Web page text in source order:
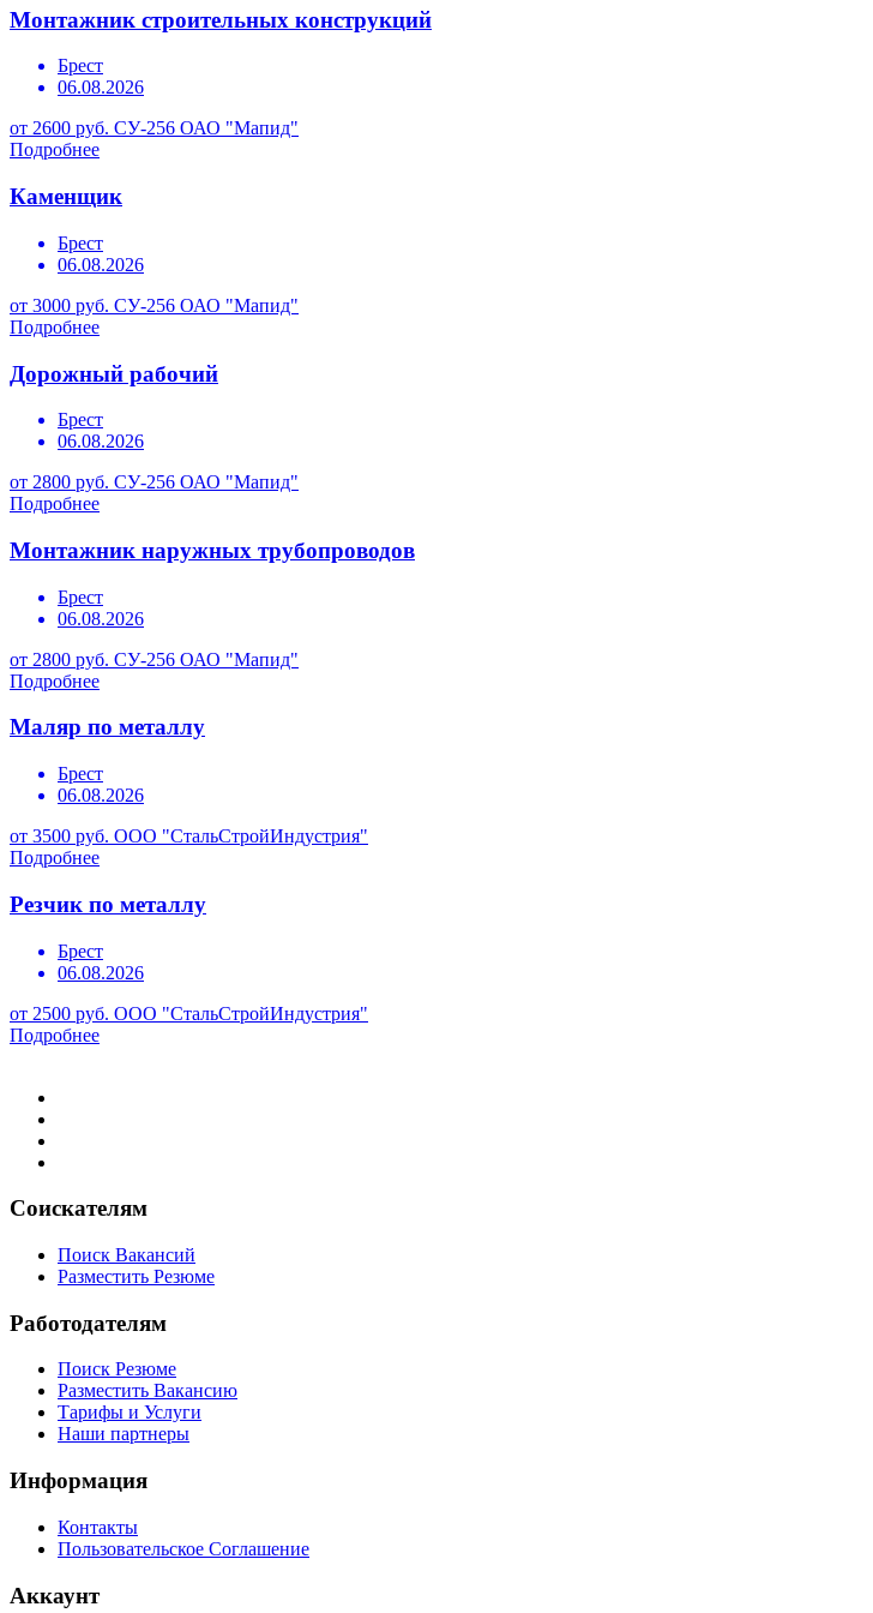
Монтажник строительных конструкций
Брест
06.08.2026
от 2600 руб. СУ-256 ОАО "Мапид"
Подробнее
Каменщик
Брест
06.08.2026
от 3000 руб. СУ-256 ОАО "Мапид"
Подробнее
Дорожный рабочий
Брест
06.08.2026
от 2800 руб. СУ-256 ОАО "Мапид"
Подробнее
Монтажник наружных трубопроводов
Брест
06.08.2026
от 2800 руб. СУ-256 ОАО "Мапид"
Подробнее
Маляр по металлу
Брест
06.08.2026
от 3500 руб. ООО "СтальСтройИндустрия"
Подробнее
Резчик по металлу
Брест
06.08.2026
от 2500 руб. ООО "СтальСтройИндустрия"
Подробнее
Соискателям
Поиск Вакансий
Разместить Резюме
Работодателям
Поиск Резюме
Разместить Вакансию
Тарифы и Услуги
Наши партнеры
Информация
Контакты
Пользовательское Соглашение
Аккаунт